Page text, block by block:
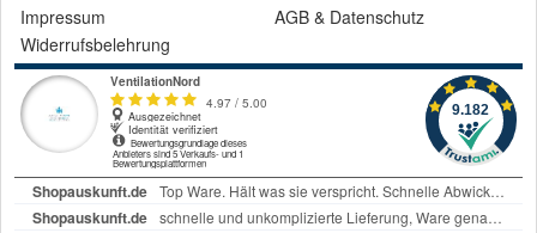
Impressum
AGB & Datenschutz
Widerrufsbelehrung